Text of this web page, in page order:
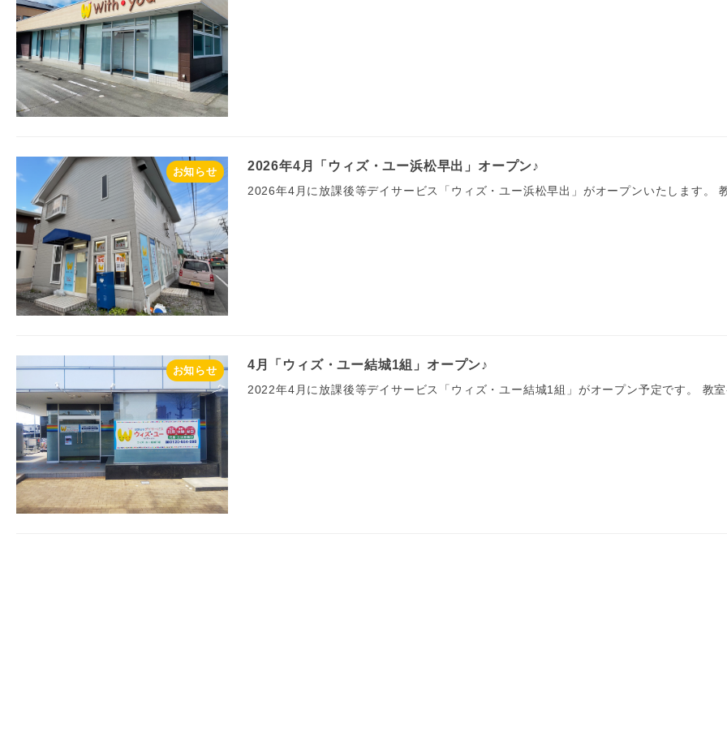
お知らせ 2026年4月「ウィズ・ユー浜松早出」オープン♪
2026年4月に放課後等デイサービス「ウィズ・ユー浜松早出」がオープンいたします。
お知らせ 4月「ウィズ・ユー結城1組」オープン♪
2022年4月に放課後等デイサービス「ウィズ・ユー結城1組」がオープン予定です。 教